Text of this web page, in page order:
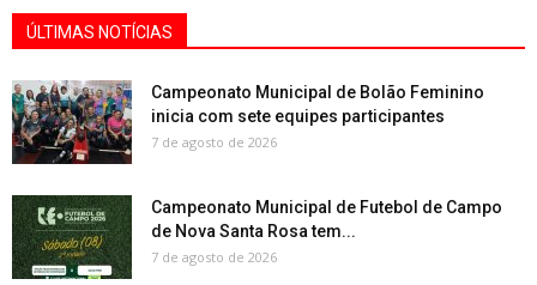
ÚLTIMAS NOTÍCIAS
Campeonato Municipal de Bolão Feminino
inicia com sete equipes participantes
7 de agosto de 2026
Campeonato Municipal de Futebol de Campo
de Nova Santa Rosa tem...
7 de agosto de 2026